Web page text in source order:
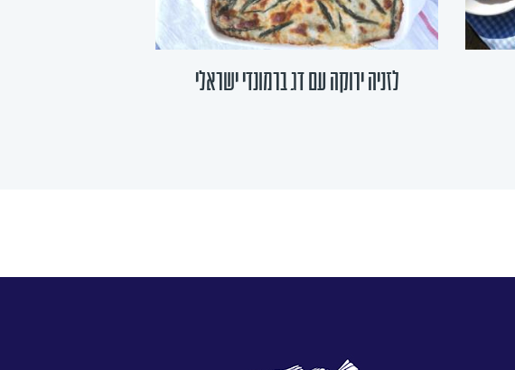
לזניה ירוקה עם דג ברמונדי ישראלי